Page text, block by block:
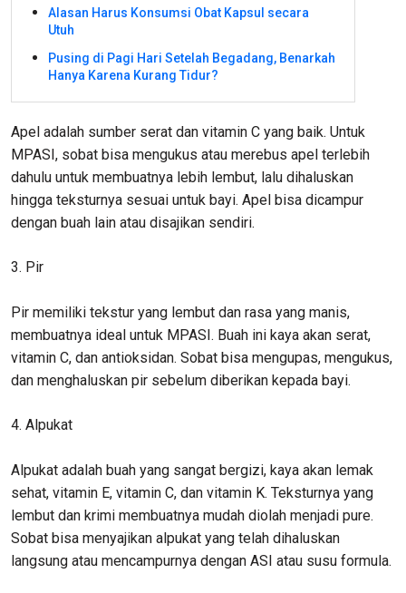
Alasan Harus Konsumsi Obat Kapsul secara
Utuh
Pusing di Pagi Hari Setelah Begadang, Benarkah
Hanya Karena Kurang Tidur?
Apel adalah sumber serat dan vitamin C yang baik. Untuk
MPASI, sobat bisa mengukus atau merebus apel terlebih
dahulu untuk membuatnya lebih lembut, lalu dihaluskan
hingga teksturnya sesuai untuk bayi. Apel bisa dicampur
dengan buah lain atau disajikan sendiri.
3. Pir
Pir memiliki tekstur yang lembut dan rasa yang manis,
membuatnya ideal untuk MPASI. Buah ini kaya akan serat,
vitamin C, dan antioksidan. Sobat bisa mengupas, mengukus,
dan menghaluskan pir sebelum diberikan kepada bayi.
4. Alpukat
Alpukat adalah buah yang sangat bergizi, kaya akan lemak
sehat, vitamin E, vitamin C, dan vitamin K. Teksturnya yang
lembut dan krimi membuatnya mudah diolah menjadi pure.
Sobat bisa menyajikan alpukat yang telah dihaluskan
langsung atau mencampurnya dengan ASI atau susu formula.